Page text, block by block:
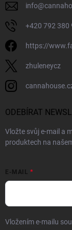
info@
+420 792 380
https://
zhuleneycz
ODEBÍRAT
Vložte svůj e-mail a
produktech na
E-MAIL
Vložením e-mailu